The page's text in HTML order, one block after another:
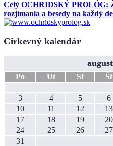
Celý OCHRIDSKÝ PROLÓG:
rozjímania a besedy na každý
Cirkevný kalendár
Po Ut St Št
3
4 5 6
10
11 12 13
17
18 19 20
24
25 26 27
31